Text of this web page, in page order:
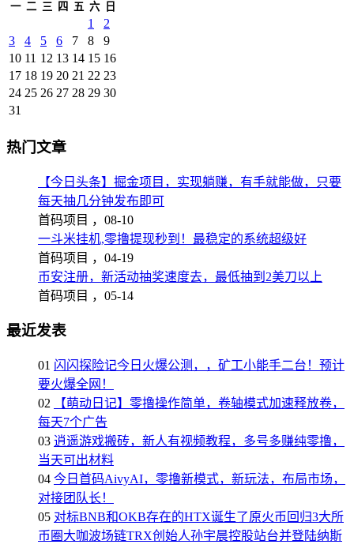
一 二 三 四 五 六 日
1
2
3
4 5 6 7 8
9
10 11 12 13 14 15 16
17 18 19 20 21 22 23
24 25 26 27 28 29 30
31
热门文章
【今日头条】掘金项目，实现躺赚，有手就能做，只要
每天抽几分钟发布即可
首码项目 ， 08-10
一斗米挂机,零撸提现秒到！最稳定的系统超级好
首码项目 ， 04-19
币安注册，新活动抽奖速度去，最低抽到2美刀以上
首码项目 ， 05-14
最近发表
01 闪闪探险记今日火爆公测，，矿工小能手二台！预计
要火爆全网！
02
【萌动日记】零撸操作简单，卷轴模式加速释放卷，
每天7个广告
03 逍遥游戏搬砖，新人有视频教程，多号多赚纯零撸，
当天可出材料
04 今日首码AivyAI，零撸新模式，新玩法，布局市场，
对接团队长！
05 对标BNB和OKB存在的HTX诞生了原火币回归3大所
币圈大咖波场链TRX创始人孙宇晨控股站台并登陆纳斯